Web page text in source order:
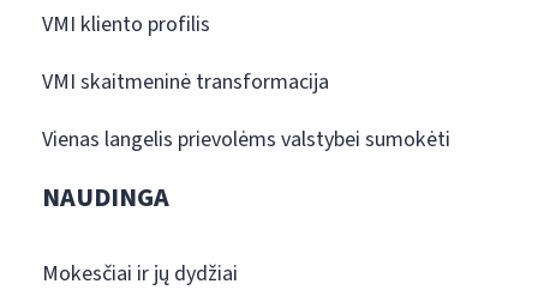
VMI kliento profilis
VMI skaitmeninė transformacija
Vienas langelis prievolėms valstybei sumokėti
NAUDINGA
Mokesčiai ir jų dydžiai